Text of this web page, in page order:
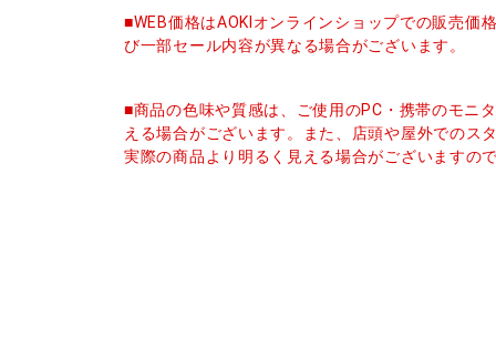
■WEB価格はAOKIオンラインショップでの販売価
び一部セール内容が異なる場合がございます。
■商品の色味や質感は、ご使用のPC・携帯のモニ
える場合がございます。また、店頭や屋外でのス
実際の商品より明るく見える場合がございますの